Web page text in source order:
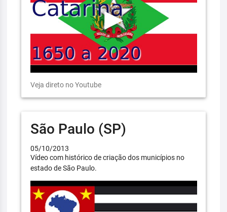
Veja direto no Youtube
São Paulo (SP)
05/10/2013
Vídeo com histórico de criação dos municípios no
estado de São Paulo.